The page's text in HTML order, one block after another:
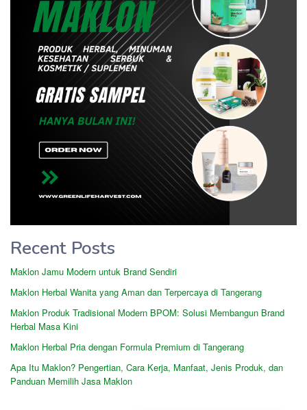
Recent Posts
Maklon Jamu Modern untuk Brand Sendiri
Maklon Herbal Wanita yang Aman dan Terpercaya di Tangerang
Maklon Produk Tradisional Modern BPOM: Solusi Membangun Brand
Herbal Masa Kini
Maklon Herbal Pria dengan Formula Premium di Tangerang
Apa Itu Maklon? Pengertian, Cara Kerja, Manfaat, Jenis Produk, dan
Panduan Memilih Jasa Maklon